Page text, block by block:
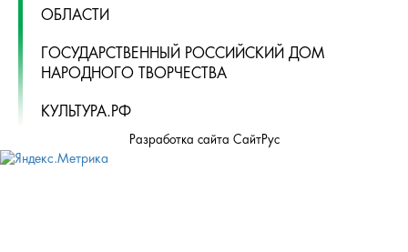
ОБЛАСТИ
ГОСУДАРСТВЕННЫЙ РОССИЙСКИЙ ДОМ
НАРОДНОГО ТВОРЧЕСТВА
КУЛЬТУРА.РФ
Разработка сайта СайтРус